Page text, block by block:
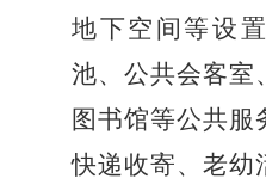
地下空间等设
池、公共会客室
图书馆等公共服
快递收寄、老幼